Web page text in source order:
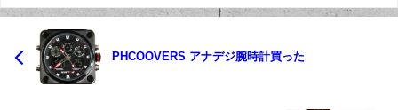
PHCOOVERS アナデジ腕時計買った